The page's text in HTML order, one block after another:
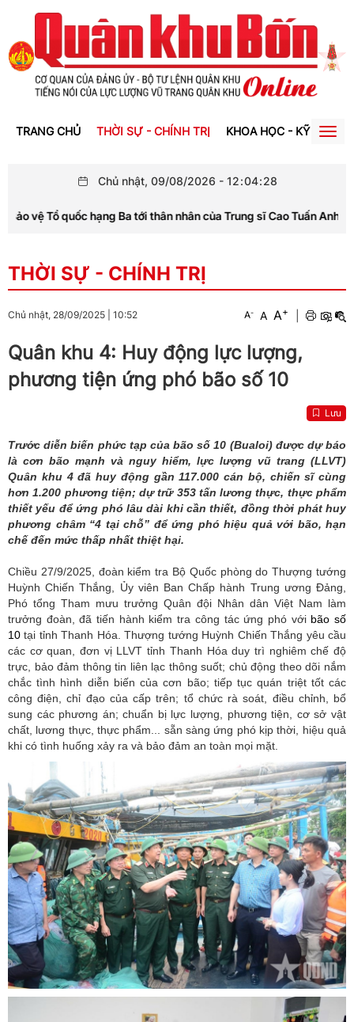
TRANG CHỦ THỜI SỰ - CHÍNH TRỊ KHOA HỌC - KỸ THUẬT
Chủ nhật, 09/08/2026 - 12:04:29
hạng Ba tới thân nhân của Trung sĩ Cao Tuấn Anh
THỜI SỰ - CHÍNH TRỊ
Chủ nhật, 28/09/2025 10:52 A- A A+
Quân khu 4: Huy động lực lượng,
phương tiện ứng phó bão số 10
Lưu
Trước diễn biến phức tạp của bão số 10 (Bualoi) được dự báo
là cơn bão mạnh và nguy hiểm, lực lượng vũ trang (LLVT)
Quân khu 4 đã huy động gần 117.000 cán bộ, chiến sĩ cùng
hơn 1.200 phương tiện; dự trữ 353 tấn lương thực, thực phẩm
thiết yếu để ứng phó lâu dài khi cần thiết, đồng thời phát huy
phương châm “4 tại chỗ” để ứng phó hiệu quả với bão, hạn
chế đến mức thấp nhất thiệt hại.
Chiều 27/9/2025, đoàn kiểm tra Bộ Quốc phòng do Thượng tướng
Huỳnh Chiến Thắng, Ủy viên Ban Chấp hành Trung ương Đảng,
Phó tổng Tham mưu trưởng Quân đội Nhân dân Việt Nam làm
trưởng đoàn, đã tiến hành kiểm tra công tác ứng phó với bão số
10tại tỉnh Thanh Hóa. Thượng tướng Huỳnh Chiến Thắng yêu cầu
các cơ quan, đơn vị LLVT tỉnh Thanh Hóa duy trì nghiêm chế độ
trực, bảo đảm thông tin liên lạc thông suốt; chủ động theo dõi nắm
chắc tình hình diễn biến của cơn bão; tiếp tục quán triệt tốt các
công điện, chỉ đạo của cấp trên; tổ chức rà soát, điều chỉnh, bổ
sung các phương án; chuẩn bị lực lượng, phương tiện, cơ sở vật
chất, lương thực, thực phẩm... sẵn sàng ứng phó kịp thời, hiệu quả
khi có tình huống xảy ra và bảo đảm an toàn mọi mặt.